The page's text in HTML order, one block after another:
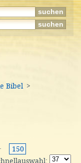
Bibel
>
150